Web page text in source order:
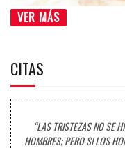
VER MÁS
CITAS
“LAS TRISTEZAS NO SE
HOMBRES; PERO SI LOS